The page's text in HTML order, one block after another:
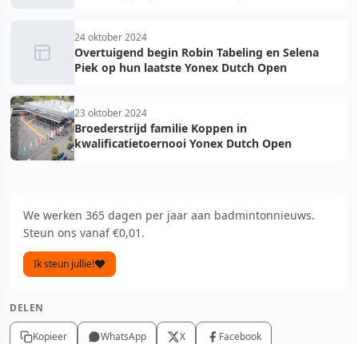
24 oktober 2024
Overtuigend begin Robin Tabeling en Selena
Piek op hun laatste Yonex Dutch Open
23 oktober 2024
Broederstrijd familie Koppen in
kwalificatietoernooi Yonex Dutch Open
We werken 365 dagen per jaar aan badmintonnieuws.
Steun ons vanaf €0,01.
Ik steun jullie!
DELEN
Kopieer WhatsApp X Facebook